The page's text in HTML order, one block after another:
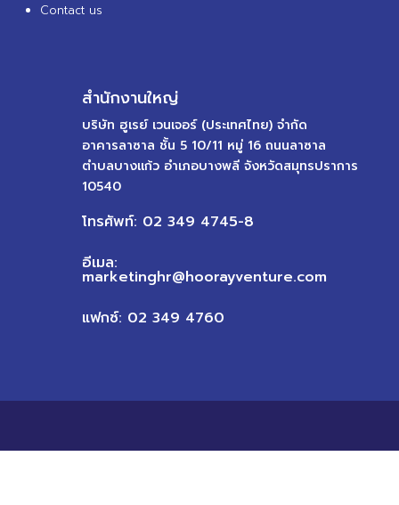
Contact us
สำนักงานใหญ่
บริษัท ฮูเรย์ เวนเจอร์ (ประเทศไทย) จำกัด
อาคารลาซาล ชั้น 5 10/11 หมู่ 16 ถนนลาซาล
ตำบลบางแก้ว อำเภอบางพลี จังหวัดสมุทรปราการ
10540
โทรศัพท์: 02 349 4745-8
อีเมล:
marketinghr@hoorayventure.com
แฟกซ์: 02 349 4760